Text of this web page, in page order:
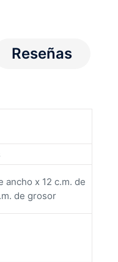
Reseñas
ancho x 12 c.m. de
de grosor